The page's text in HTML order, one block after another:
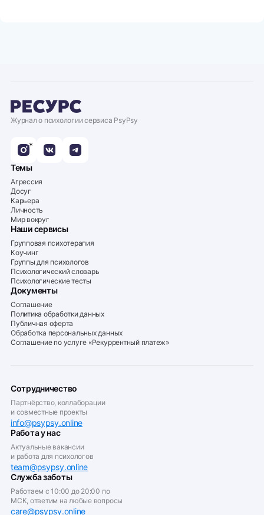
Журнал о психологии сервиса PsyPsy
*
Темы
Агрессия
Досуг
Карьера
Личность
Мир вокруг
Наши сервисы
Групповая психотерапия
Коучинг
Группы для психологов
Психологический словарь
Психологические тесты
Документы
Соглашение
Политика обработки данных
Публичная оферта
Обработка персональных данных
Соглашение по услуге «Рекуррентный платеж»
Сотрудничество
Партнёрство, коллаборации
и совместные проекты
info@psypsy.online
Работа у нас
Актуальные вакансии
и работа для психологов
team@psypsy.online
Служба заботы
Работаем с 10:00 до 20:00 по
МСК, ответим на любые вопросы
care@psypsy.online